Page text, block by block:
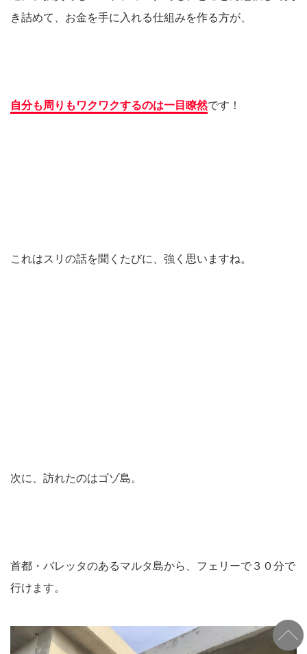
き詰めて、お金を手に入れる仕組みを作る方が、
自分も周りもワクワクするのは一目瞭然です！
これはスリの話を聞くたびに、強く思いますね。
次に、訪れたのはゴゾ島。
首都・バレッタのあるマルタ島から、フェリーで３０分で
行けます。